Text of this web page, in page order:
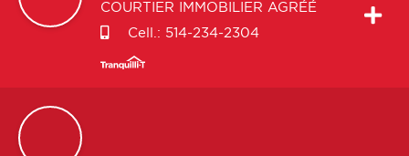
COURTIER IMMOBILIER AGRÉÉ
Cell.: 514-234-2304